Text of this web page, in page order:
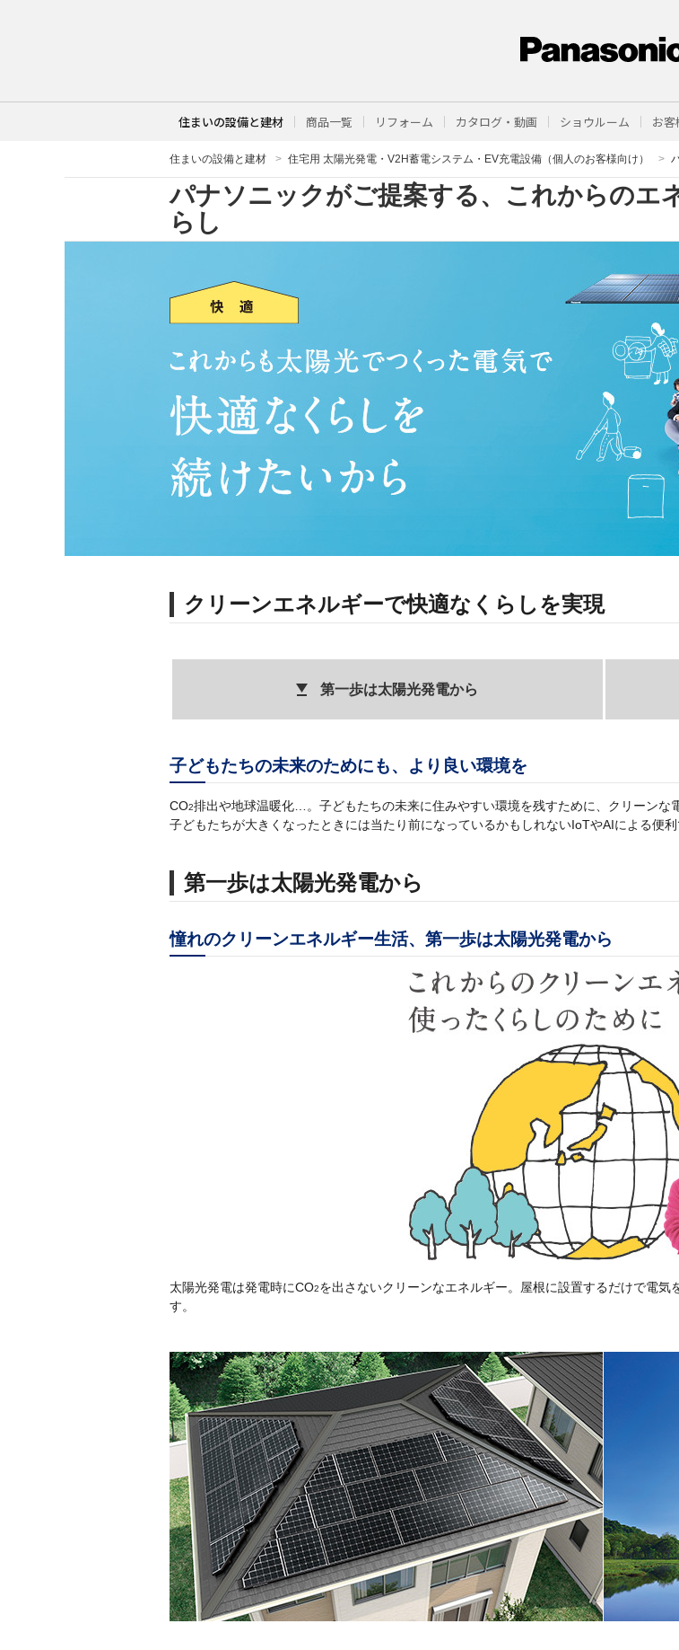
住まいの設備と建材 商品一覧 リフォーム カタログ・動画 ショウルーム お客
住まいの設備と建材 住宅用 太陽光発電・V2H蓄電システム・EV充電設備（個人のお客様向け）
パナソニックがご提案する、これからのエ
らし
クリーンエネルギーで快適なくらしを実現
第一歩は太陽光発電から
子どもたちの未来のためにも、より良い環境を
CO2排出や地球温暖化…。子どもたちの未来に住みやすい環境を残すために、クリーンな
子どもたちが大きくなったときには当たり前になっているかもしれないIoTやAIによる便
第一歩は太陽光発電から
憧れのクリーンエネルギー生活、第一歩は太陽光発電から
太陽光発電は発電時にCO2を出さないクリーンなエネルギー。屋根に設置するだけで電
す。